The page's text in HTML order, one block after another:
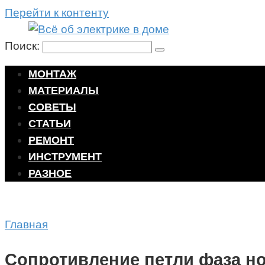
Перейти к контенту
Поиск:
МОНТАЖ
МАТЕРИАЛЫ
СОВЕТЫ
СТАТЬИ
РЕМОНТ
ИНСТРУМЕНТ
РАЗНОЕ
Главная
Сопротивление петли фаза